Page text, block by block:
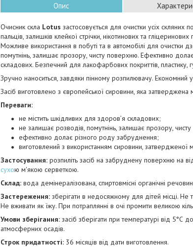
Опис
Очисник скла Lotus застосовується для очистки усіх скляних
пальців, залишків клейкої стрічки, нікотинових та
Можливе використання в побуті та в автомобілі для очистки
помутнінь, залишає прозору, чисту поверхню. Ефективно
складових. Безпечний для лакофарбових покриттів, пластику,
Зручно наноситься, завдяки пінному розпилювачу. Економний
Засіб виготовлено з європейської сировини, яка затверджена
Переваги:
не містить шкідливих для здоров’я складових;
не залишає розводів, помутнінь, залишає прозору,
ефективно долає різного роду забруднення;
виготовлений з використанням сировини, затвердженої
Застосування: розпиліть засіб на забруднену поверхню на
сухою м'якою серветкою.
Склад: вода демінералізована, спиртовмісні органічні
Застереження: зберігати в недосяжному для дітей місці. Не
Не вживати як їжу. При потраплянні в очі промити великою
Умови зберігання: засіб зберігати при температурі від 5°С
атмосферних осадів.
Строк придатності: 36 місяців від дати виготовлення.